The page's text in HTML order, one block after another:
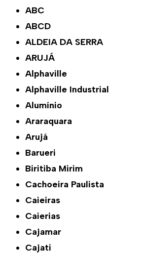
ABC
ABCD
ALDEIA DA SERRA
ARUJÁ
Alphaville
Alphaville Industrial
Alumínio
Araraquara
Arujá
Barueri
Biritiba Mirim
Cachoeira Paulista
Caieiras
Caierias
Cajamar
Cajati